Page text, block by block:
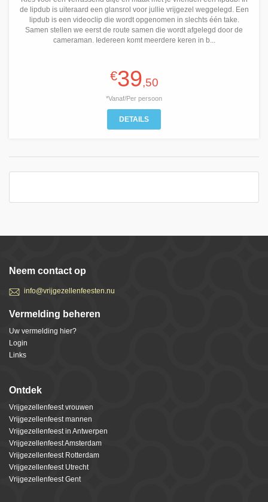
de lipdub is uiteraard een glansrol voor jullie vrijgezel weggelegd. Een
lipdub is een videoclip die wordt opgenomen in slechts één take.
Samen stellen we eerst de route samen die wordt afgelegd door de
cameraman. Iedereen komt meerdere keren in b...
€39,50
*Vanaf/Per persoon
DETAILS
Neem contact op
info@vrijgezellenfeesten.nu
Vermelding beheren
Uw vermelding hier?
Login
Links
Ontdek
Vrijgezellenfeest vrouwen
Vrijgezellenfeest mannen
Vrijgezellenfeest in Antwerpen
Vrijgezellenfeest Amsterdam
Vrijgezellenfeest Rotterdam
Vrijgezellenfeest Utrecht
Vrijgezellenfeest Gent